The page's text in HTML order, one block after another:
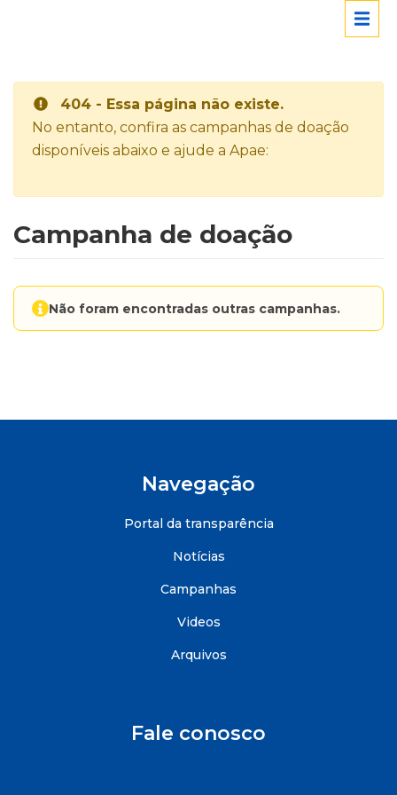
404 - Essa página não existe.
No entanto, confira as campanhas de doação
disponíveis abaixo e ajude a Apae:
Campanha de doação
Não foram encontradas outras campanhas.
Navegação
Portal da transparência
Notícias
Campanhas
Videos
Arquivos
Fale conosco